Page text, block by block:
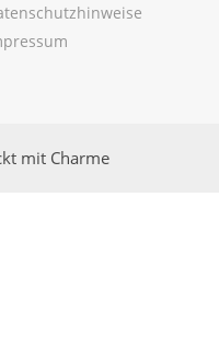
mit Charme